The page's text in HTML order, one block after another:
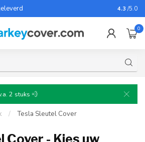
Voor
4.3 /5.0
0
2 stuks 💨
/ Tesla Sleutel Cover
Cover - Kies uw